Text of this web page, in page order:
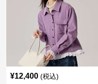
¥12,400 (税込)